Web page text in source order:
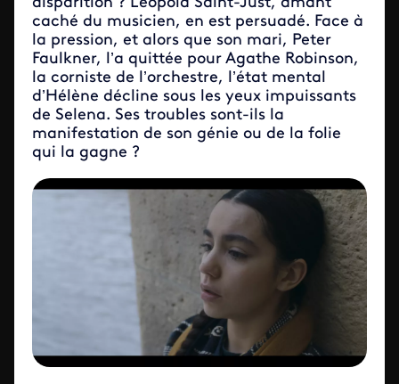
disparition ? Léopold Saint-Just, amant
caché du musicien, en est persuadé. Face à
la pression, et alors que son mari, Peter
Faulkner, l’a quittée pour Agathe Robinson,
la corniste de l’orchestre, l’état mental
d’Hélène décline sous les yeux impuissants
de Selena. Ses troubles sont-ils la
manifestation de son génie ou de la folie
qui la gagne ?